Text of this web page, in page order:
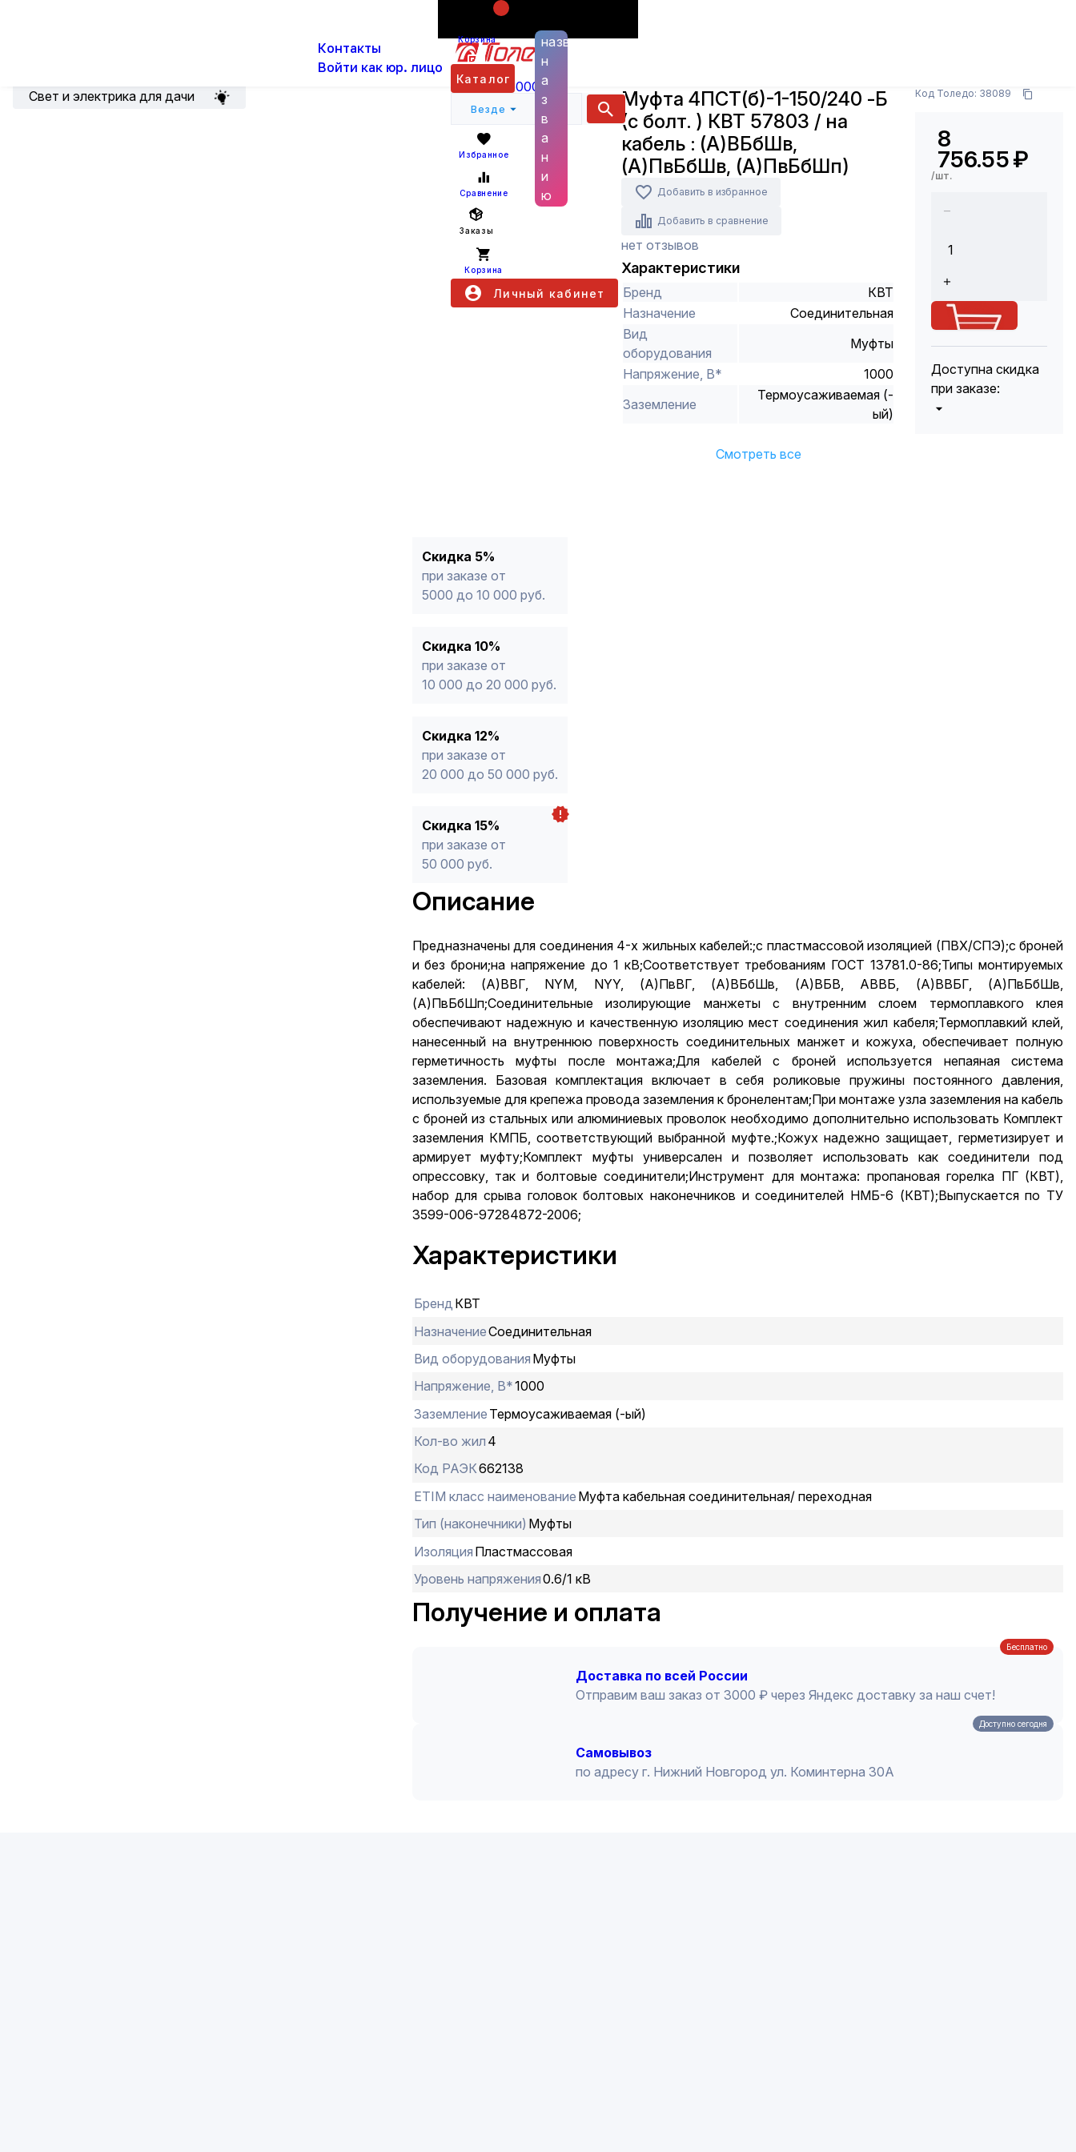
Контакты
Войти как юр. лицо
Корзина
+7 (800) 6000 600
Каталог
Везде
названию
н
а
з
в
а
н
и
ю
Избранное
Сравнение
Заказы
Корзина
Личный кабинет
Свет и электрика для дачи
Каталог Кабельная арматура
57803 / на кабель : (А)ВБбШв, (А)ПвБбШв, (А)ПвБбШп)
Муфта 4ПСТ(б)-1-150/240 -Б
(с болт. ) КВТ 57803 / на
кабель : (А)ВБбШв,
(А)ПвБбШв, (А)ПвБбШп)
Добавить в избранное
Добавить в сравнение
нет отзывов
Характеристики
Бренд
КВТ
Назначение
Соединительная
Вид
оборудования
Муфты
Напряжение, В*
1000
Заземление
Термоусаживаемая (-
ый)
Смотреть все
Код Толедо: 38089
8
756.55₽
/шт.
Доступна скидка
при заказе:
Скидка 5%
при заказе от
5000 до 10 000 руб.
Скидка 10%
при заказе от
10 000 до 20 000 руб.
Скидка 12%
при заказе от
20 000 до 50 000 руб.
Скидка 15%
при заказе от
50 000 руб.
Описание
Предназначены для соединения 4-х жильных кабелей:;с пластмассовой изоляцией (ПВХ/СПЭ);с броней
и без брони;на напряжение до 1 кВ;Соответствует требованиям ГОСТ 13781.0-86;Типы монтируемых
кабелей: (А)ВВГ, NYM, NYY, (А)ПвВГ, (А)ВБбШв, (А)ВБВ, АВВБ, (А)ВВБГ, (А)ПвБбШв,
(А)ПвБбШп;Соединительные изолирующие манжеты с внутренним слоем термоплавкого клея
обеспечивают надежную и качественную изоляцию мест соединения жил кабеля;Термоплавкий клей,
нанесенный на внутреннюю поверхность соединительных манжет и кожуха, обеспечивает полную
герметичность муфты после монтажа;Для кабелей с броней используется непаяная система
заземления. Базовая комплектация включает в себя роликовые пружины постоянного давления,
используемые для крепежа провода заземления к бронелентам;При монтаже узла заземления на кабель
с броней из стальных или алюминиевых проволок необходимо дополнительно использовать Комплект
заземления КМПБ, соответствующий выбранной муфте.;Кожух надежно защищает, герметизирует и
армирует муфту;Комплект муфты универсален и позволяет использовать как соединители под
опрессовку, так и болтовые соединители;Инструмент для монтажа: пропановая горелка ПГ (КВТ),
набор для срыва головок болтовых наконечников и соединителей НМБ-6 (КВТ);Выпускается по ТУ
3599-006-97284872-2006;
Характеристики
Бренд КВТ
НазначениеСоединительная
Вид оборудования Муфты
Напряжение, В*1000
Заземление Термоусаживаемая (-ый)
Кол-во жил 4
Код РАЭК662138
ETIM класс наименование Муфта кабельная соединительная/ переходная
Тип (наконечники) Муфты
Изоляция Пластмассовая
Уровень напряжения0.6/1 кВ
Получение и оплата
Бесплатно
Доставка по всей России
Отправим ваш заказ от 3000 ₽ через Яндекс доставку за наш счет!
Доступно сегодня
Cамовывоз
по адресу г. Нижний Новгород ул. Коминтерна 30А